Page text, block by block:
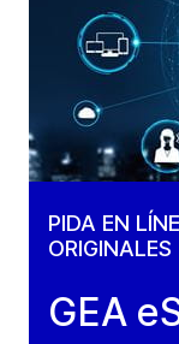
PIDA EN
ORIGINALES
GEA